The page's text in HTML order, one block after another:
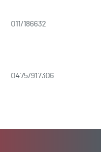
011/186632
0475/917306